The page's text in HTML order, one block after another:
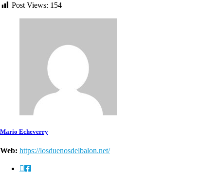
Post Views: 154
Mario Echeverry
Web: https://losduenosdelbalon.net/